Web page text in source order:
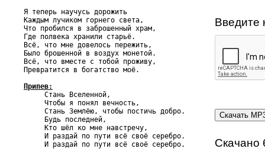
Я теперь научусь дорожить
Каждым лучиком горнего света,
Что пробился в заброшенный храм,
Где полвека хранили старьё.
Всё, что мне довелось пережить,
Было брошенной в воздух монетой.
Всё, что вместе с тобой проживу,
Превратится в богатство моё.
Припев:
Стань Вселенной,
     Чтобы я понял вечность,
     Стань Землёю, чтобы постичь добро.
     Будь последней,
     Кто шёл ко мне навстречу,
     И раздай по пути всё своё серебро.
     И раздай по пути всё своё серебро.
Введите
Скачано